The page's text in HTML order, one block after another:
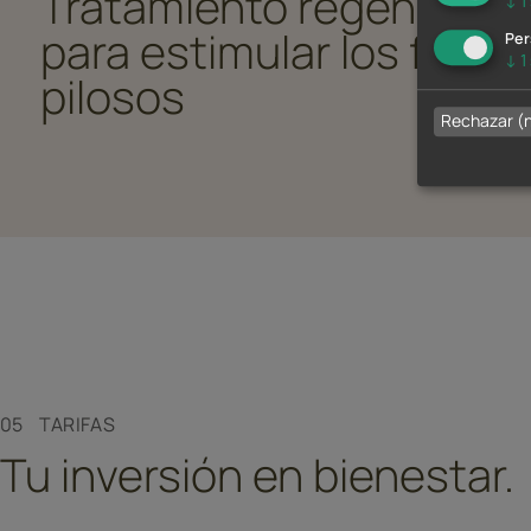
para estimular los
pilosos
05 TARIFAS
Tu inversión en bienestar.
↓ 1
Rechazar